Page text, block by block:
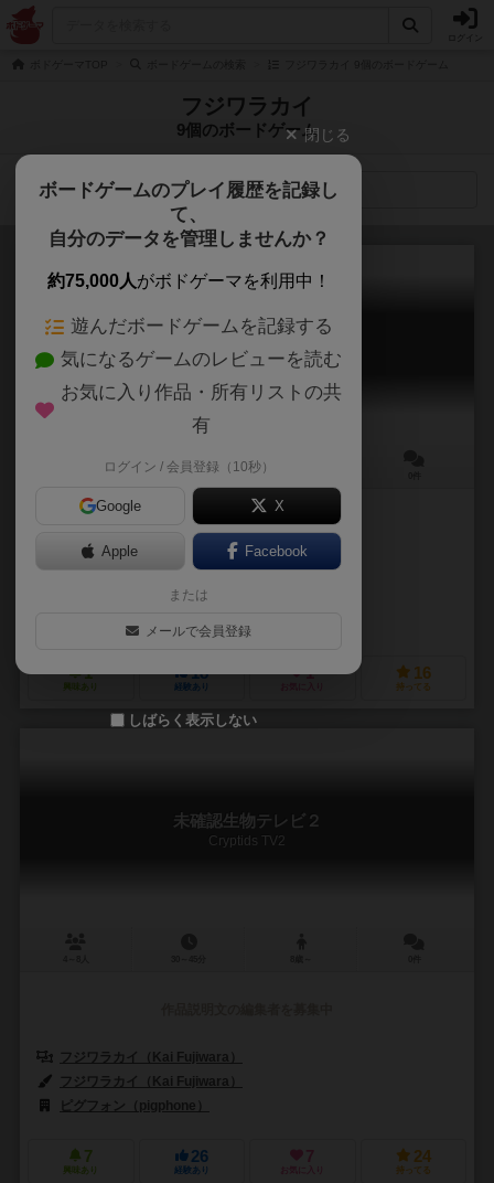
フジワラカイ
9個のボードゲーム
検索メニュー
クロスワイルド
Cross Wild
15～30分
作品説明文の編集者を募集中
フジワラカイ（Kai Fujiwara）
ソノヤママリコ（Mariko
フジワラカイ（Kai Fujiwara）
ピグフォン（pigphone）
1
興味あり
18
経験あり
1 16
持ってる
未確認生物テレビ２
Cryptids TV2
フジワラカイ（Kai Fujiwara）
フジワラカイ（Kai Fujiwara）
ピグフォン（pigphone）
7
興味あり
26
経験あり
7
お気に入り
24
持ってる
閉じる
ボードゲームのプレイ履歴を記録し
て、
自分のデータを管理しませんか？
約75,000人がボドゲーマを利用中！
遊んだボードゲームを記録する
気になるゲームのレビューを読む
お気に入り作品・所有リストの共
有
ログイン / 会員登録（10秒）
Google X
Apple Facebook
または
メールで会員登録
しばらく表示しない